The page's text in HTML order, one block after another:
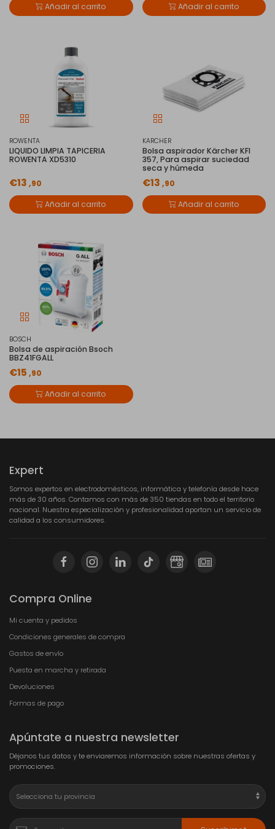
Añadir al carrito Añadir al carrito
ROWENTA
LIQUIDO LIMPIA TAPICERIA
ROWENTA XD5310
€13 ,90
Añadir al carrito
KARCHER
Bolsa aspirador Kärcher KFI
357, Para aspirar suciedad
seca y húmeda
€13 ,90
Añadir al carrito
BOSCH
Bolsa de aspiración Bsoch
BBZ41FGALL
€15 ,90
Añadir al carrito
Expert
Somos expertos en electrodomésticos, informática y telefonía desde hace
más de 30 años. Contamos con más de 350 tiendas en todo el territorio
nacional. Nuestra especialización y profesionalidad aportan un servicio de
calidad a los consumidores.
Compra Online
Mi cuenta y pedidos
Condiciones generales de compra
Gastos de envío
Puesta en marcha y retirada
Devoluciones
Formas de pago
Apúntate a nuestra newsletter
Déjanos tus datos y te enviaremos información sobre nuestras ofertas y
promociones.